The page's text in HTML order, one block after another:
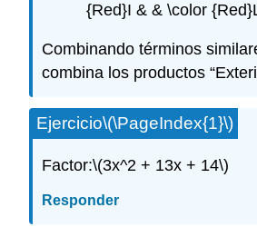
{Red}I & & \color
Combinando términos
combina los productos
Ejercicio\(\PageIndex{1}\)
Factor:\(3x^2 + 13x + 14\)
Responder